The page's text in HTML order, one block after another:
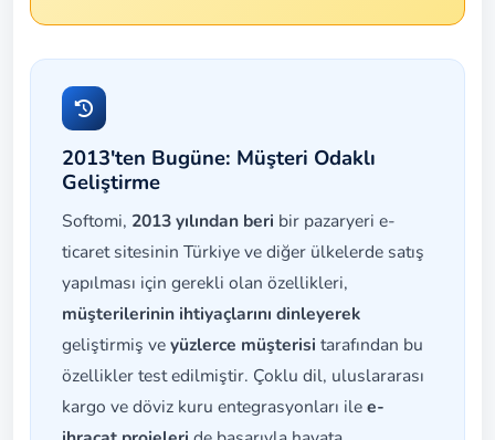
2013'ten Bugüne: Müşteri Odaklı
Geliştirme
Softomi, 2013 yılından beri bir pazaryeri e-
ticaret sitesinin Türkiye ve diğer ülkelerde satış
yapılması için gerekli olan özellikleri,
müşterilerinin ihtiyaçlarını dinleyerek
geliştirmiş veyüzlerce müşterisi tarafından bu
özellikler test edilmiştir. Çoklu dil, uluslararası
kargo ve döviz kuru entegrasyonları ilee-